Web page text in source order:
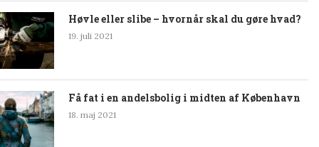
Høvle eller slibe – hvornår skal du gøre hvad?
19. juli 2021
Få fat i en andelsbolig i midten af København
18. maj 2021